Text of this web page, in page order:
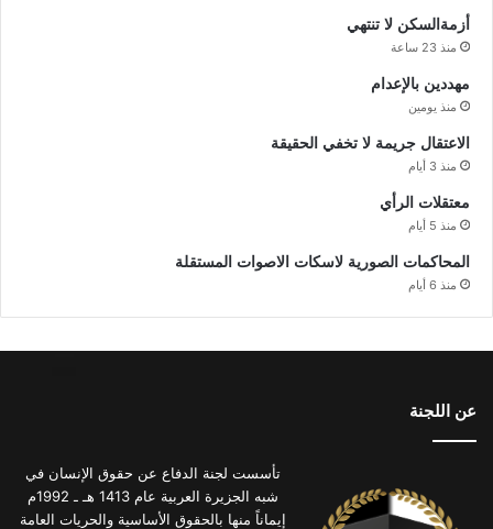
أزمةالسكن لا تنتهي
منذ 23 ساعة
مهددين بالإعدام
منذ يومين
الاعتقال جريمة لا تخفي الحقيقة
منذ 3 أيام
معتقلات الرأي
منذ 5 أيام
المحاكمات الصورية لاسكات الاصوات المستقلة
منذ 6 أيام
عن اللجنة
تأسست لجنة الدفاع عن حقوق الإنسان في
شبه الجزيرة العربية عام 1413 هـ ـ 1992م
إيماناً منها بالحقوق الأساسية والحريات العامة